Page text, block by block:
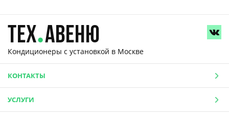
Кондиционеры с установкой в Москве
КОНТАКТЫ
УСЛУГИ